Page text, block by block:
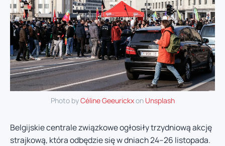
Photo byCéline Geeurickxon Unsplash
Belgijskie centrale związkowe ogłosiły trzydniową akcję
strajkową, która odbędzie się w dniach 24–26 listopada.